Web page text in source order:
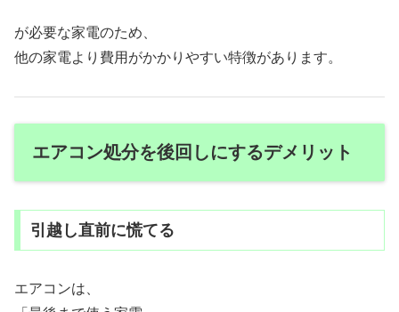
が必要な家電のため、
他の家電より費用がかかりやすい特徴があります。
エアコン処分を後回しにするデメリット
引越し直前に慌てる
エアコンは、